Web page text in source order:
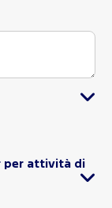
per attività di